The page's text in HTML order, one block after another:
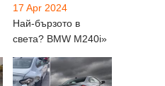
17 Apr 2024
Най-бързото в
света? BMW М240i»